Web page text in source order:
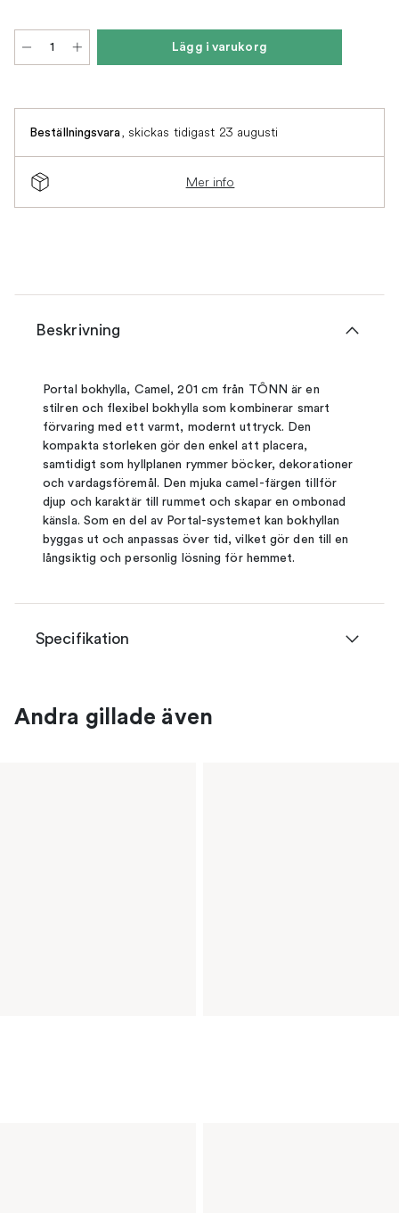
Lägg i varukorg
Beställningsvara, skickas tidigast 23 augusti
Mer info
Beskrivning
Portal bokhylla, Camel, 201 cm från TÔNN är en
stilren och flexibel bokhylla som kombinerar smart
förvaring med ett varmt, modernt uttryck. Den
kompakta storleken gör den enkel att placera,
samtidigt som hyllplanen rymmer böcker, dekorationer
och vardagsföremål. Den mjuka camel-färgen tillför
djup och karaktär till rummet och skapar en ombonad
känsla. Som en del av Portal-systemet kan bokhyllan
byggas ut och anpassas över tid, vilket gör den till en
långsiktig och personlig lösning för hemmet.
Specifikation
Andra gillade även